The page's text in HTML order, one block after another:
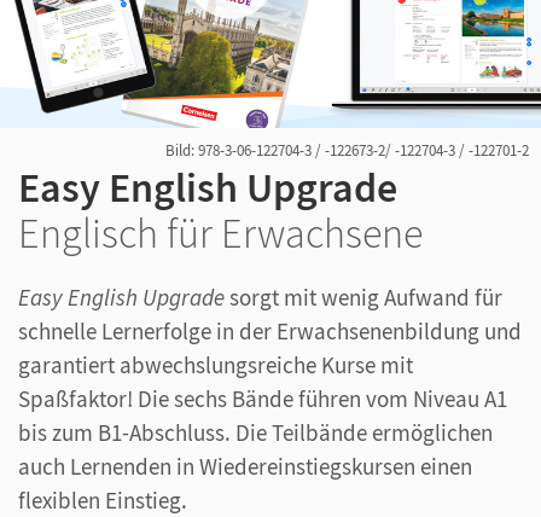
Bild: 978-3-06-122704-3 / -122673-2/ -122704-3 / -122701-2
Easy English Upgrade
Englisch für Erwachsene
Easy English Upgradesorgt mit wenig Aufwand für
schnelle Lernerfolge in der Erwachsenenbildung und
garantiert abwechslungsreiche Kurse mit
Spaßfaktor! Die sechs Bände führen vom Niveau A1
bis zum B1-Abschluss. Die Teilbände ermöglichen
auch Lernenden in Wiedereinstiegskursen einen
flexiblen Einstieg.